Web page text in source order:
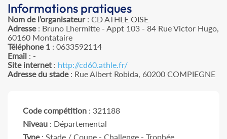
Informations pratiques
Nom de l’organisateur: CD ATHLE OISE
Adresse: Bruno Lhermitte - Appt 103 - 84 Rue Victor Hugo,
60160 Montataire
Téléphone 1 : 0633592114
Email : -
Site internet : http://cd60.athle.fr/
Adresse du stade: Rue Albert Robida, 60200 COMPIEGNE
Code compétition : 321188
Niveau : Départemental
Type: Stade / Coupe - Challenge - Trophée